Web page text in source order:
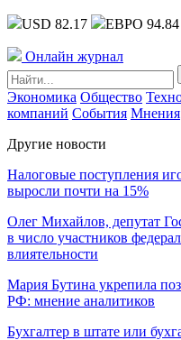
USD 82.17 ЕВРО 94.84
Онлайн журнал
Экономика Общество
компаний События Мнения
Другие новости
Налоговые поступления
выросли почти на 15%
Олег Михайлов, депутат
в число участников
влиятельности
Мария Бутина укрепила
РФ: мнение аналитиков
Бухгалтер в штате или